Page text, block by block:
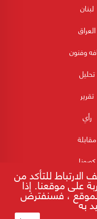
لبنان
العراق
وفنون
تحليل
تقرير
رأي
مقابلة
كورونا
للتأكد من
على موقعنا. إذا
، فسنفترض
به